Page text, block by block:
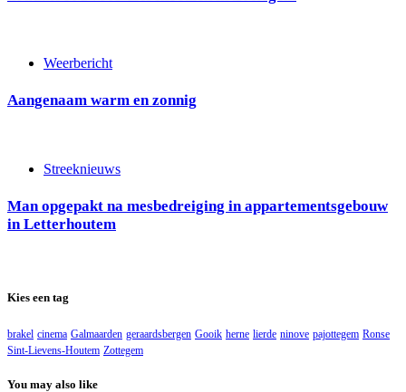
Weerbericht
Aangenaam warm en zonnig
Streeknieuws
Man opgepakt na mesbedreiging in appartementsgebouw
in Letterhoutem
Kies een tag
brakel cinema Galmaarden geraardsbergen Gooik herne lierde ninove pajottegem Ronse
Sint-Lievens-Houtem Zottegem
You may also like